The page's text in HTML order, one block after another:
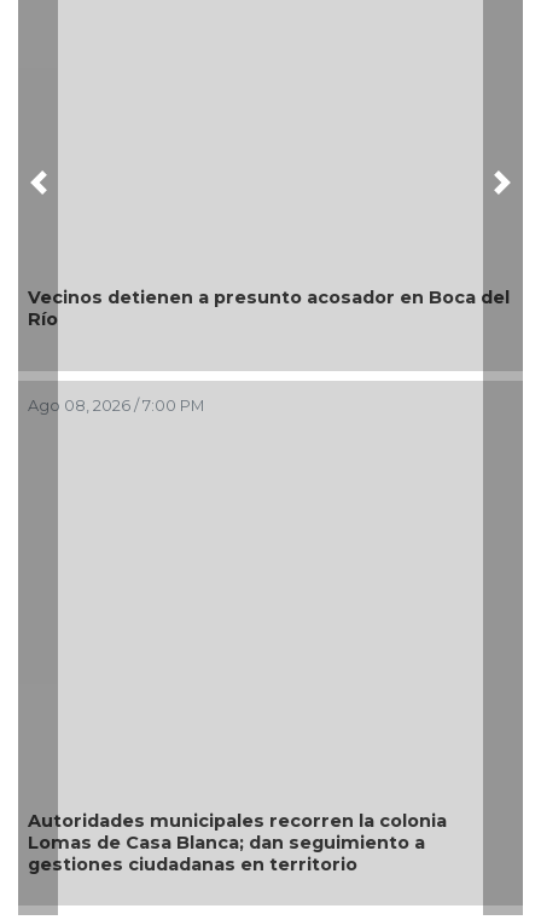
Vecinos detienen a presunto acosador en Boca del
Río
Ago 08, 2026 / 7:00 PM
Autoridades municipales recorren la colonia
Lomas de Casa Blanca; dan seguimiento a
gestiones ciudadanas en territorio
Previous